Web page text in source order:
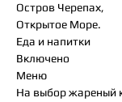
Остров Черепах,
Открытое Море.
Еда и напитки
Включено
Меню
На выбор жареный